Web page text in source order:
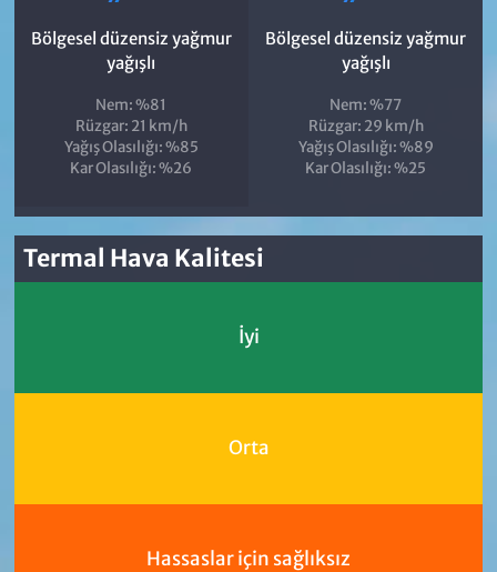
Bölgesel düzensiz yağmur
yağışlı
Nem: %81
Rüzgar: 21 km/h
Yağış Olasılığı: %85
Kar Olasılığı: %26
Bölgesel düzensiz yağmur
yağışlı
Nem: %77
Rüzgar: 29 km/h
Yağış Olasılığı: %89
Kar Olasılığı: %25
Termal Hava Kalitesi
İyi
Orta
Hassaslar için sağlıksız